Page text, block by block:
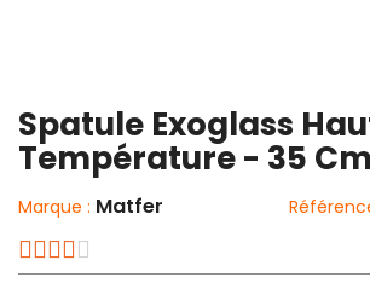
Spatule Exoglass
Température - 35 Cm
Marque : Matfer